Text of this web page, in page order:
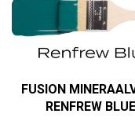
FUSION
RENFREW BLUE